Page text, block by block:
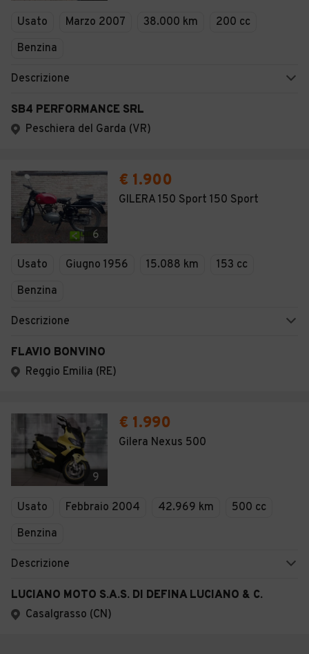
Usato Marzo 2007 38.000 km
200 cc
Benzina
Descrizione
SB4 PERFORMANCE SRL
Peschiera del Garda (VR)
6
€ 1.900
GILERA 150 Sport 150 Sport
Usato Giugno 1956 15.088 km
153 cc
Benzina
Descrizione
FLAVIO BONVINO
Reggio Emilia (RE)
9
€ 1.990
Gilera Nexus 500
Usato Febbraio 2004 42.969 km
500 cc
Benzina
Descrizione
LUCIANO MOTO S.A.S. DI DEFINA LUCIANO & C.
Casalgrasso (CN)